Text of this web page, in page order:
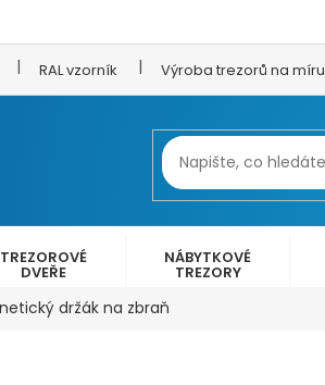
RAL vzorník Výroba trezorů na míru
TREZOROVÉ
DVEŘE
NÁBYTKOVÉ
TREZORY
držák na zbraň